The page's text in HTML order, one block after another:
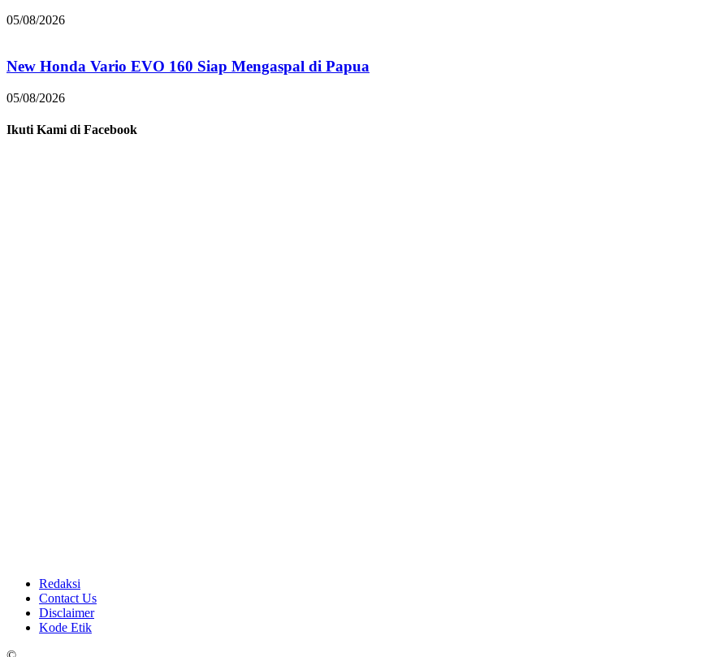
05/08/2026
New Honda Vario EVO 160 Siap Mengaspal di Papua
05/08/2026
Ikuti Kami di Facebook
Redaksi
Contact Us
Disclaimer
Kode Etik